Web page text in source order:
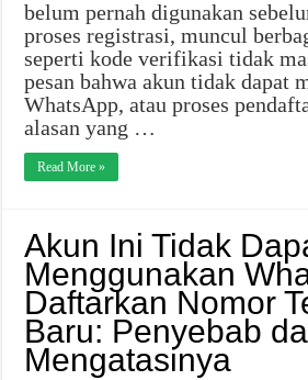
belum pernah digunakan
proses registrasi, muncul
seperti kode verifikasi tidak
pesan bahwa akun tidak dapat
WhatsApp, atau proses
alasan yang …
Read More »
Akun Ini Tidak
Menggunakan
Daftarkan Nomor
Baru: Penyebab
Mengatasinya